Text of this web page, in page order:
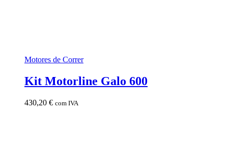
Motores de Correr
Kit Motorline Galo 600
430,20 € com IVA